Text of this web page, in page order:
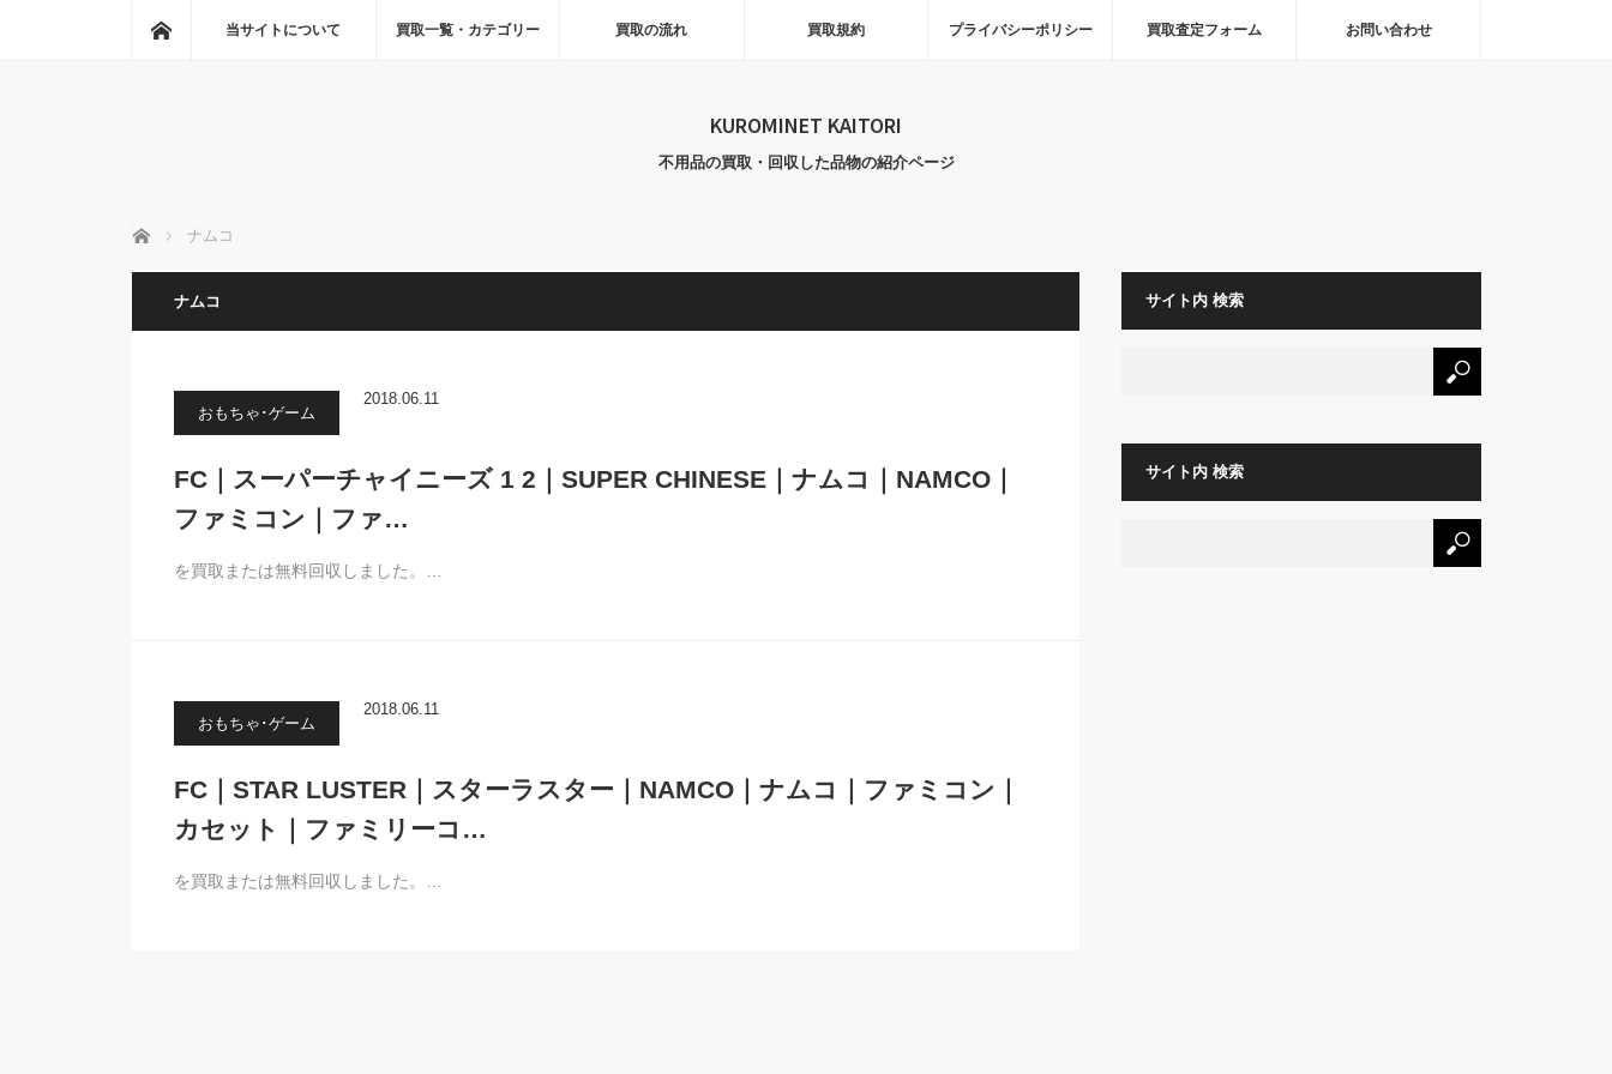
ホーム当サイトについて 買取一覧・カテゴリー 買取の流れ 買取規約 プライバシーポリシー 買取査定フォーム お問い合わせ
KUROMINET KAITORI
不用品の買取・回収した品物の紹介ページ
ホーム ナムコ
ナムコ
おもちゃ･ゲーム
2018.06.11
FC｜スーパーチャイニーズ 1 2｜SUPER CHINESE｜ナムコ｜NAMCO｜
ファミコン｜ファ…
を買取または無料回収しました。…
おもちゃ･ゲーム
2018.06.11
FC｜STAR LUSTER｜スターラスター｜NAMCO｜ナムコ｜ファミコン｜
カセット｜ファミリーコ…
を買取または無料回収しました。…
サイト内 検索
サイト内 検索